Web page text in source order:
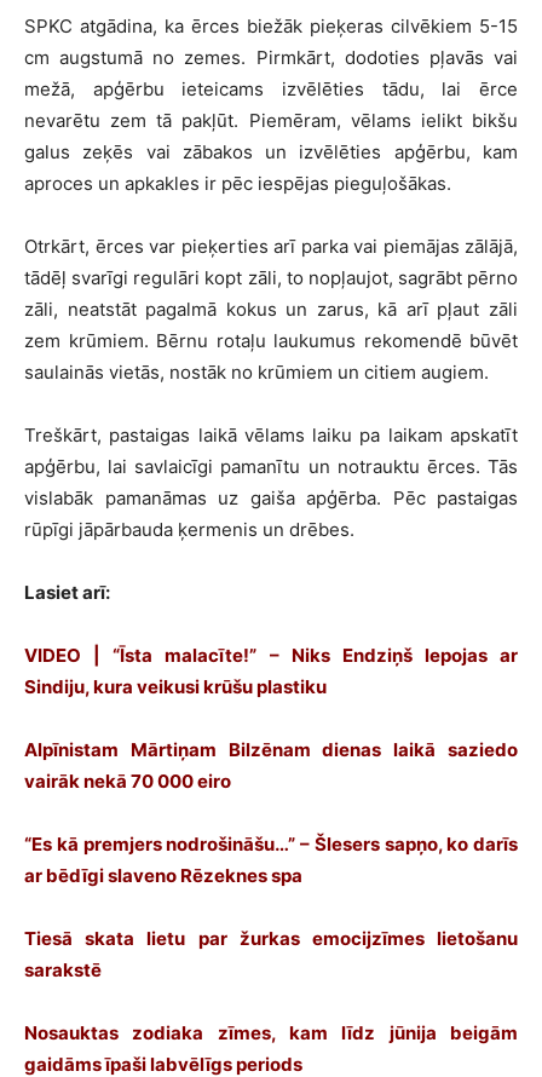
SPKC atgādina, ka ērces biežāk pieķeras cilvēkiem 5-15
cm augstumā no zemes. Pirmkārt, dodoties pļavās vai
mežā, apģērbu ieteicams izvēlēties tādu, lai ērce
nevarētu zem tā pakļūt. Piemēram, vēlams ielikt bikšu
galus zeķēs vai zābakos un izvēlēties apģērbu, kam
aproces un apkakles ir pēc iespējas pieguļošākas.
Otrkārt, ērces var pieķerties arī parka vai piemājas zālājā,
tādēļ svarīgi regulāri kopt zāli, to nopļaujot, sagrābt pērno
zāli, neatstāt pagalmā kokus un zarus, kā arī pļaut zāli
zem krūmiem. Bērnu rotaļu laukumus rekomendē būvēt
saulainās vietās, nostāk no krūmiem un citiem augiem.
Treškārt, pastaigas laikā vēlams laiku pa laikam apskatīt
apģērbu, lai savlaicīgi pamanītu un notrauktu ērces. Tās
vislabāk pamanāmas uz gaiša apģērba. Pēc pastaigas
rūpīgi jāpārbauda ķermenis un drēbes.
Lasiet arī:
VIDEO | “Īsta malacīte!” – Niks Endziņš lepojas ar
Sindiju, kura veikusi krūšu plastiku
Alpīnistam Mārtiņam Bilzēnam dienas laikā saziedo
vairāk nekā 70 000 eiro
“Es kā premjers nodrošināšu…” – Šlesers sapņo, ko darīs
ar bēdīgi slaveno Rēzeknes spa
Tiesā skata lietu par žurkas emocijzīmes lietošanu
sarakstē
Nosauktas zodiaka zīmes, kam līdz jūnija beigām
gaidāms īpaši labvēlīgs periods